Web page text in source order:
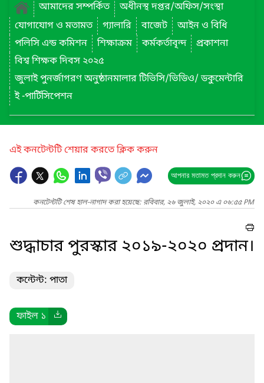
আমাদের সম্পর্কিত
অধীনস্থ দপ্তর/অফিস/সংস্থা
যোগাযোগ ও মতামত
গ্যালারি বাজেট
আইন ও বিধি
পলিসি এন্ড কমিশন
শিক্ষাক্রম কর্মকর্তাবৃন্দ
প্রকাশনা
বিশ্ব শিক্ষক দিবস ২০২৫
জুলাই পুনর্জাগরণ অনুষ্ঠানমালার টিভিসি/ভিডিও/ ডকুমেন্টারি
ই -পার্টিসিপেশন
এই কনটেন্টটি শেয়ার করতে ক্লিক করুন
আপনার মতামত প্রদান করুন
কনটেন্টটি শেষ হাল-নাগাদ করা হয়েছে: রবিবার, ২৬ জুলাই, ২০২০ এ ০৬:৫৫ PM
শুদ্ধাচার পুরস্কার ২০১৯-২০২০ প্রদান।
কন্টেন্ট: পাতা
ফাইল ১